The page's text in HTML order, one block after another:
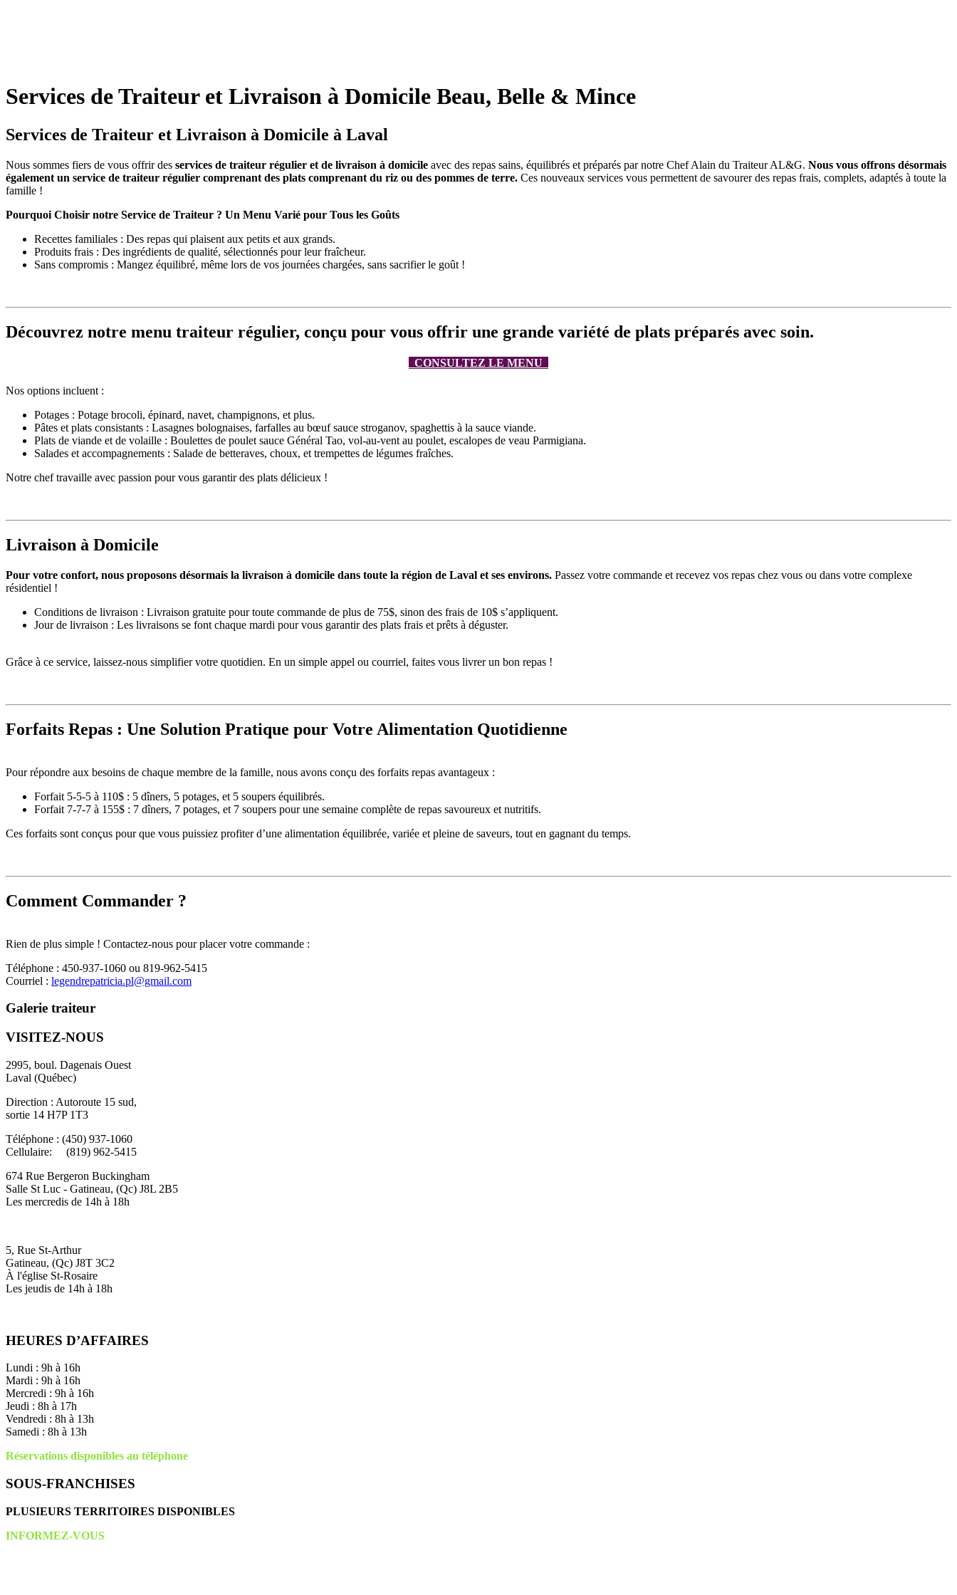
Services de Traiteur et Livraison à Domicile Beau, Belle & Mince
Services de Traiteur et Livraison à Domicile à Laval
Nous sommes fiers de vous offrir des services de traiteur régulier et de livraison à domicile avec des repas sains, équilibrés et préparés par notre Chef Alain du Traiteur AL&G. Nous vous offrons désormais
également un service de traiteur régulier comprenant des plats comprenant du riz ou des pommes de terre. Ces nouveaux services vous permettent de savourer des repas frais, complets, adaptés à toute la
famille !
Pourquoi Choisir notre Service de Traiteur ? Un Menu Varié pour Tous les Goûts
Recettes familiales : Des repas qui plaisent aux petits et aux grands.
Produits frais : Des ingrédients de qualité, sélectionnés pour leur fraîcheur.
Sans compromis : Mangez équilibré, même lors de vos journées chargées, sans sacrifier le goût !
Découvrez notre menu traiteur régulier, conçu pour vous offrir une grande variété de plats préparés avec soin.
CONSULTEZ LE MENU
Nos options incluent :
Potages : Potage brocoli, épinard, navet, champignons, et plus.
Pâtes et plats consistants : Lasagnes bolognaises, farfalles au bœuf sauce stroganov, spaghettis à la sauce viande.
Plats de viande et de volaille : Boulettes de poulet sauce Général Tao, vol-au-vent au poulet, escalopes de veau Parmigiana.
Salades et accompagnements : Salade de betteraves, choux, et trempettes de légumes fraîches.
Notre chef travaille avec passion pour vous garantir des plats délicieux !
Livraison à Domicile
Pour votre confort, nous proposons désormais la livraison à domicile dans toute la région de Laval et ses environs. Passez votre commande et recevez vos repas chez vous ou dans votre complexe
résidentiel !
Conditions de livraison : Livraison gratuite pour toute commande de plus de 75$, sinon des frais de 10$ s’appliquent.
Jour de livraison : Les livraisons se font chaque mardi pour vous garantir des plats frais et prêts à déguster.
Grâce à ce service, laissez-nous simplifier votre quotidien. En un simple appel ou courriel, faites vous livrer un bon repas !
Forfaits Repas : Une Solution Pratique pour Votre Alimentation Quotidienne
Pour répondre aux besoins de chaque membre de la famille, nous avons conçu des forfaits repas avantageux :
Forfait 5-5-5 à 110$ : 5 dîners, 5 potages, et 5 soupers équilibrés.
Forfait 7-7-7 à 155$ : 7 dîners, 7 potages, et 7 soupers pour une semaine complète de repas savoureux et nutritifs.
Ces forfaits sont conçus pour que vous puissiez profiter d’une alimentation équilibrée, variée et pleine de saveurs, tout en gagnant du temps.
Comment Commander ?
Rien de plus simple ! Contactez-nous pour placer votre commande :
Téléphone : 450-937-1060 ou 819-962-5415
Courriel : legendrepatricia.pl@gmail.com
Galerie traiteur
VISITEZ-NOUS
2995, boul. Dagenais Ouest
Laval (Québec)
Direction : Autoroute 15 sud,
sortie 14 H7P 1T3
Téléphone : (450) 937-1060
Cellulaire: (819) 962-5415
674 Rue Bergeron Buckingham
Salle St Luc - Gatineau, (Qc) J8L 2B5
Les mercredis de 14h à 18h
5, Rue St-Arthur
Gatineau, (Qc) J8T 3C2
À l'église St-Rosaire
Les jeudis de 14h à 18h
HEURES D’AFFAIRES
Lundi : 9h à 16h
Mardi : 9h à 16h
Mercredi : 9h à 16h
Jeudi : 8h à 17h
Vendredi : 8h à 13h
Samedi : 8h à 13h
Réservations disponibles au téléphone
SOUS-FRANCHISES
PLUSIEURS TERRITOIRES DISPONIBLES
INFORMEZ-VOUS